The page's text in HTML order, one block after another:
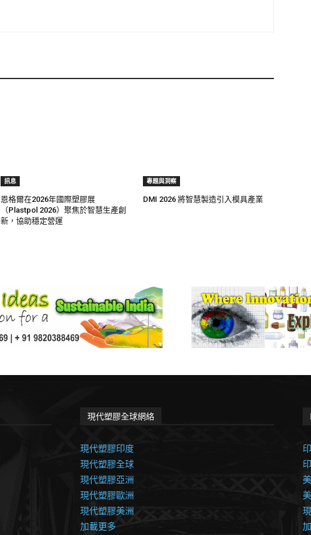
訊息
恩格爾在2026年國際塑膠展
（Plastpol 2026）聚焦於智慧生產創
新，協助穩定營運
專題與洞察
DMI 2026 將智慧製造引入模具產業
現代塑膠全球網絡
現代塑膠印度
現代塑膠全球
現代塑膠亞洲
現代塑膠歐洲
現代塑膠美洲
加載更多